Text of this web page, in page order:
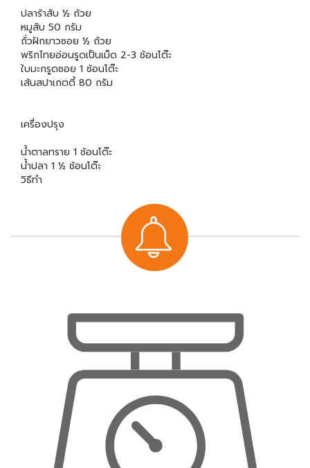
ปลาร้าสับ ½ ถ้วย
หมูสับ 50 กรัม
ถั่วฝักยาวซอย ½ ถ้วย
พริกไทยอ่อนรูดเป็นเม็ด 2-3 ช้อนโต๊ะ
ใบมะกรูดซอย 1 ช้อนโต๊ะ
เส้นสปาเกตตี้ 80 กรัม
เครื่องปรุง
น้ำตาลทราย 1 ช้อนโต๊ะ
น้ำปลา 1 ½ ช้อนโต๊ะ
วิธีทำ